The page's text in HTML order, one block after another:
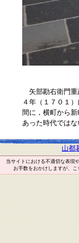
矢部勘右衛門重
４年（１７０１
間に，横町から
あった時代では
山都
当サイトにおける不適切な表現
お手数をおかけしますが、こ